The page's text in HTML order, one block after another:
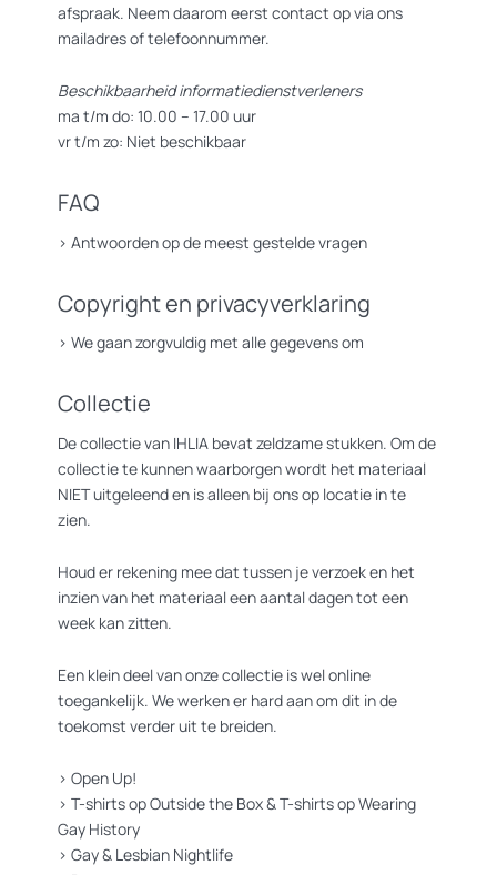
afspraak. Neem daarom eerst contact op via ons
mailadres of telefoonnummer.
Beschikbaarheid informatiedienstverleners
ma t/m do: 10.00 – 17.00 uur
vr t/m zo: Niet beschikbaar
FAQ
> Antwoorden op de meest gestelde vragen
Copyright en privacyverklaring
> We gaan zorgvuldig met alle gegevens om
Collectie
De collectie van IHLIA bevat zeldzame stukken. Om de
collectie te kunnen waarborgen wordt het materiaal
NIET uitgeleend en is alleen bij ons op locatie in te
zien.
Houd er rekening mee dat tussen je verzoek en het
inzien van het materiaal een aantal dagen tot een
week kan zitten.
Een klein deel van onze collectie is wel online
toegankelijk. We werken er hard aan om dit in de
toekomst verder uit te breiden.
> Open Up!
> T-shirts op Outside the Box&T-shirts op Wearing
Gay History
> Gay & Lesbian Nightlife